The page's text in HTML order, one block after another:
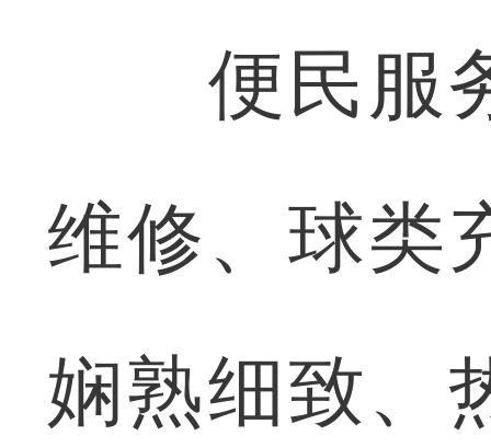
便民服务
维修、球类
娴熟细致、